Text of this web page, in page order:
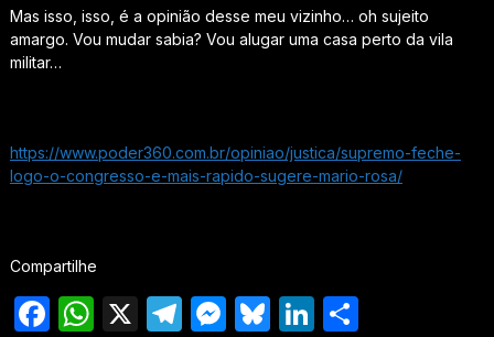
Mas isso, isso, é a opinião desse meu vizinho… oh sujeito
amargo. Vou mudar sabia? Vou alugar uma casa perto da vila
militar…
https://www.poder360.com.br/opiniao/justica/supremo-feche-
logo-o-congresso-e-mais-rapido-sugere-mario-rosa/
Compartilhe
Facebook
WhatsApp
X Telegram
Messenger
Bluesky
LinkedIn
Share